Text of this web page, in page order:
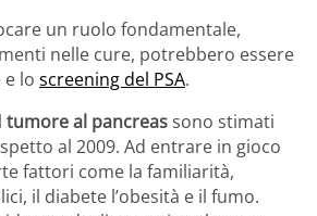
un ruolo fondamentale,
nelle cure, potrebbero essere
e lo screening del PSA.
tumore al pancreassono stimati
al 2009. Ad entrare in gioco
fattori come la familiarità,
il diabete l’obesità e il fumo.